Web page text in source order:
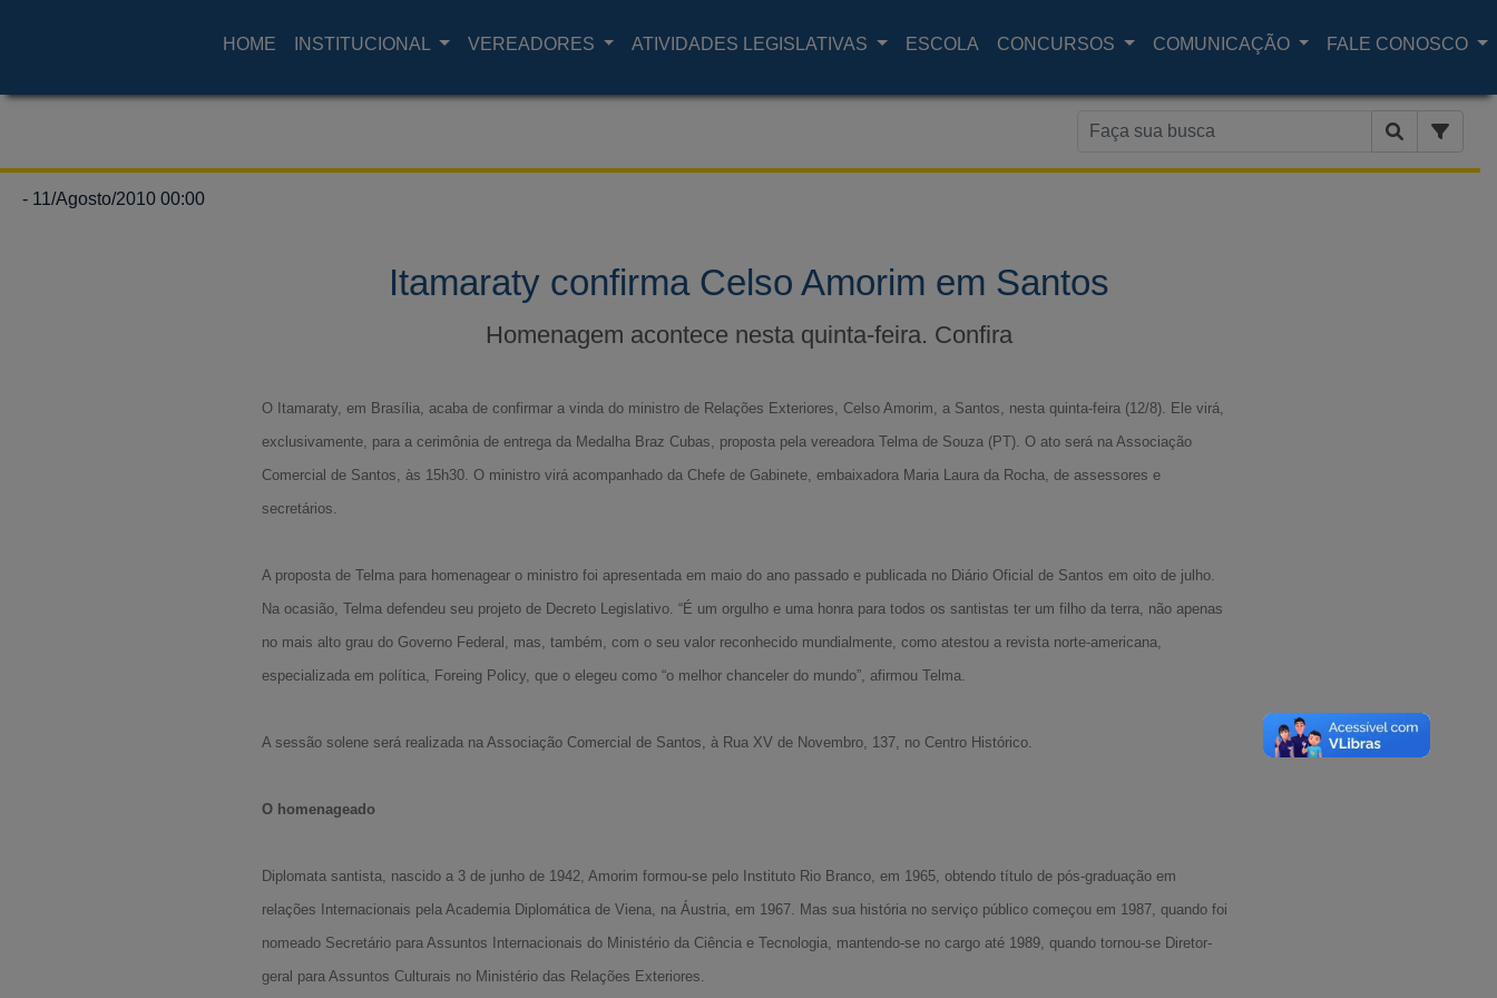
HOME INSTITUCIONAL VEREADORES ATIVIDADES LEGISLATIVAS ESCOLA CONCURSOS COMUNICAÇÃO FALE CONOSCO
- 11/Agosto/2010 00:00
Itamaraty confirma Celso Amorim em Santos
Homenagem acontece nesta quinta-feira. Confira
O Itamaraty, em Brasília, acaba de confirmar a vinda do ministro de Relações Exteriores, Celso Amorim, a Santos, nesta quinta-feira (12/8). Ele virá,
exclusivamente, para a cerimônia de entrega da Medalha Braz Cubas, proposta pela vereadora Telma de Souza (PT). O ato será na Associação
Comercial de Santos, às 15h30. O ministro virá acompanhado da Chefe de Gabinete, embaixadora Maria Laura da Rocha, de assessores e
secretários.
A proposta de Telma para homenagear o ministro foi apresentada em maio do ano passado e publicada no Diário Oficial de Santos em oito de julho.
Na ocasião, Telma defendeu seu projeto de Decreto Legislativo. “É um orgulho e uma honra para todos os santistas ter um filho da terra, não apenas
no mais alto grau do Governo Federal, mas, também, com o seu valor reconhecido mundialmente, como atestou a revista norte-americana,
especializada em política, Foreing Policy, que o elegeu como “o melhor chanceler do mundo”, afirmou Telma.
A sessão solene será realizada na Associação Comercial de Santos, à Rua XV de Novembro, 137, no Centro Histórico.
O homenageado
Diplomata santista, nascido a 3 de junho de 1942, Amorim formou-se pelo Instituto Rio Branco, em 1965, obtendo título de pós-graduação em
relações Internacionais pela Academia Diplomática de Viena, na Áustria, em 1967. Mas sua história no serviço público começou em 1987, quando foi
nomeado Secretário para Assuntos Internacionais do Ministério da Ciência e Tecnologia, mantendo-se no cargo até 1989, quando tornou-se Diretor-
geral para Assuntos Culturais no Ministério das Relações Exteriores.